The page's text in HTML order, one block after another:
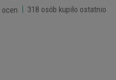
ocen 318 osób kupiło ostatnio